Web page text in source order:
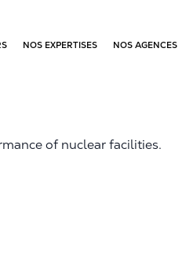
NOS EXPERTISES NOS AGENCES
of nuclear facilities.